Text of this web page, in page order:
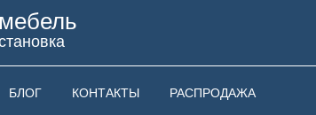
БЛОГ КОНТАКТЫ РАСПРОДАЖА